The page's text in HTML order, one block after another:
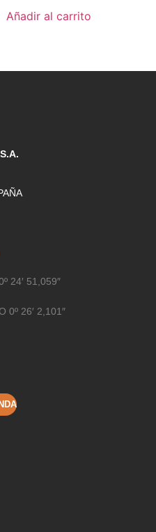
Añadir al carrito
24′ 51,059″
0º 26′ 2,101″